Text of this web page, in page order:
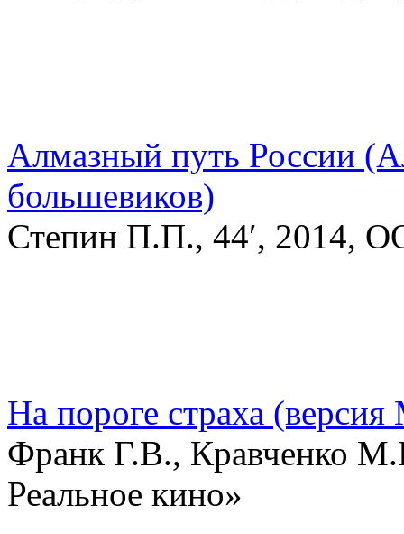
Алмазный путь России
большевиков)
Степин П.П., 44′, 2014,
На пороге страха
Франк Г.В., Кравченко
Реальное кино»